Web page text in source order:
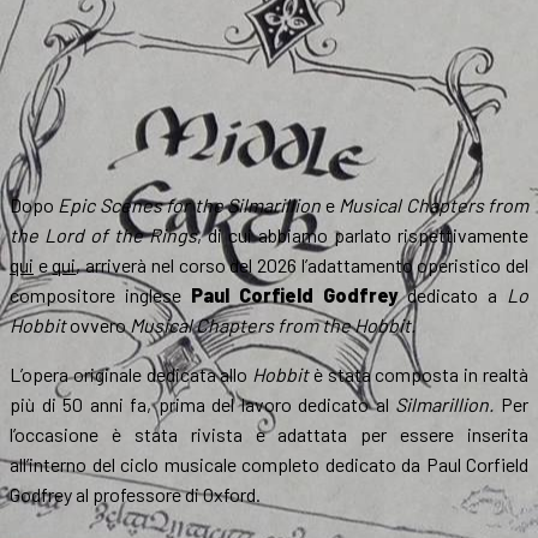
Dopo Epic Scenes for the Silmarillion e Musical Chapters from
the Lord of the Rings, di cui abbiamo parlato rispettivamente
qui equi, arriverà nel corso del 2026 l’adattamento operistico del
compositore inglese Paul Corfield Godfreydedicato a Lo
Hobbitovvero Musical Chapters from the Hobbit.
L’opera originale dedicata allo Hobbitè stata composta in realtà
più di 50 anni fa, prima del lavoro dedicato al Silmarillion. Per
l’occasione è stata rivista e adattata per essere inserita
all’interno del ciclo musicale completo dedicato da Paul Corfield
Godfrey al professore di Oxford.